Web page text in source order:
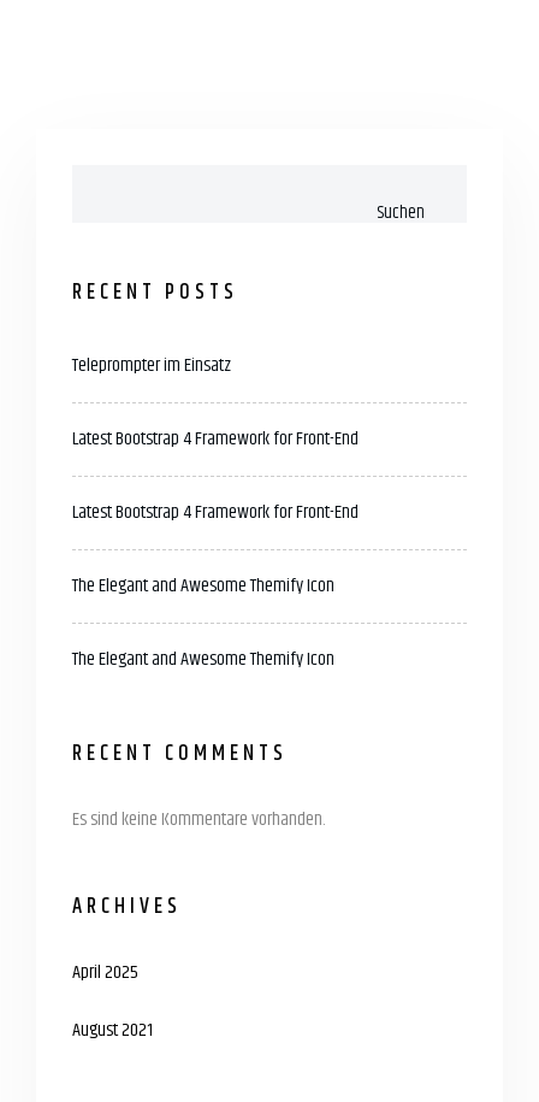
Suchen
RECENT POSTS
Teleprompter im Einsatz
Latest Bootstrap 4 Framework for Front-End
Latest Bootstrap 4 Framework for Front-End
The Elegant and Awesome Themify Icon
The Elegant and Awesome Themify Icon
RECENT COMMENTS
Es sind keine Kommentare vorhanden.
ARCHIVES
April 2025
August 2021